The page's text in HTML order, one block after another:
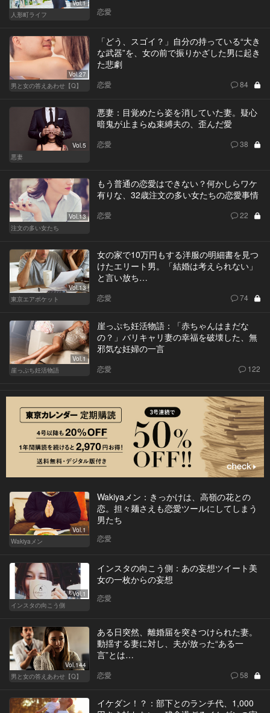
Vol.1
人形町ライフ
恋愛
Vol.27
男と女の答えあわせ【Q】
「どう、スゴイ？」自分の持っている“大き
な武器”を、女の前で振りかざした男に起き
た悲劇
恋愛 84
Vol.5
悪妻
悪妻：目覚めたら姿を消していた妻。疑心
暗鬼が止まらぬ束縛夫の、歪んだ愛
恋愛 38
Vol.13
注文の多い女たち
もう普通の恋愛はできない？何かしらワケ
有りな、32歳注文の多い女たちの恋愛事情
恋愛 22
Vol.13
東京エアポケット
女の家で10万円もする洋服の明細書を見つ
けたエリート男。「結婚は考えられない」
と言い放ち…
恋愛 74
Vol.1
崖っぷち妊活物語
崖っぷち妊活物語：「赤ちゃんはまだな
の？」バリキャリ妻の幸福を破壊した、無
邪気な妊婦の一言
恋愛 122
Vol.1
Wakiyaメン
Wakiyaメン：きっかけは、高嶺の花との
恋。担々麺さえも恋愛ツールにしてしまう
男たち
恋愛
Vol.1
インスタの向こう側
インスタの向こう側：あの妄想ツイート美
女の一枚からの妄想
恋愛
Vol.144
男と女の答えあわせ【Q】
ある日突然、離婚届を突きつけられた妻。
動揺する妻に対し、夫が放った“ある一
言”とは…
恋愛 58
イケダン！？：部下とのランチ代、1,000